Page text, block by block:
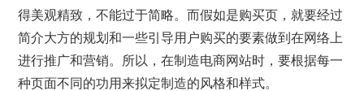
得美观精致，不能过于简略。而假如是购买页，就要经过
简介大方的规划和一些引导用户购买的要素做到在网络上
进行推广和营销。所以，在制造电商网站时，要根据每一
种页面不同的功用来拟定制造的风格和样式。